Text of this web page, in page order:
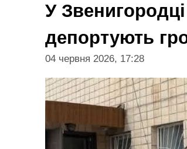
У
депортують
04 червня 2026, 17:28